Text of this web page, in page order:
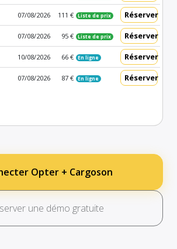
07/08/2026 111 € Liste de prix Réserver
07/08/2026 95 € Liste de prix Réserver
10/08/2026 66 € En ligne Réserver
07/08/2026 87 € En ligne Réserver
Opter + Cargoson
une démo gratuite